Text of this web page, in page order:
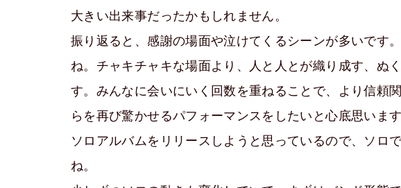
大きい出来事だったかもしれません。
振り返ると、感謝の場面や泣けてくるシーンが多いです
ね。チャキチャキな場面より、人と人とが織り成す、ぬ
す。みんなに会いにいく回数を重ねることで、より信頼
らを再び驚かせるパフォーマンスをしたいと心底思いま
ソロアルバムをリリースしようと思っているので、ソロ
ね。